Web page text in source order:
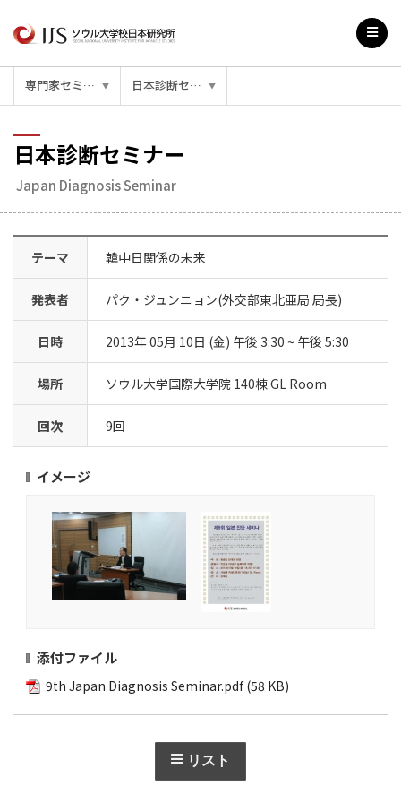
専門家セミナー ▼ 日本診断セミナー ▼
日本診断セミナー
Japan Diagnosis Seminar
テーマ 韓中日関係の未来
発表者 パク・ジュンニョン(外交部東北亜局 局長)
日時 2013年 05月 10日 (金) 午後 3:30 ~ 午後 5:30
場所 ソウル大学国際大学院 140棟 GL Room
回次 9回
イメージ
添付ファイル
9th Japan Diagnosis Seminar.pdf(58 KB)
リスト